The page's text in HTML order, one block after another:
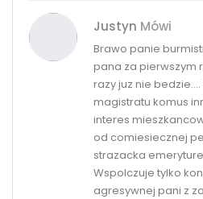
Justyn Mówi
Brawo panie
pana za pierwszym
razy juz nie
magistratu komus
interes
od comiesiecznej
strazacka
Wspolczuje tylko
agresywnej pani z